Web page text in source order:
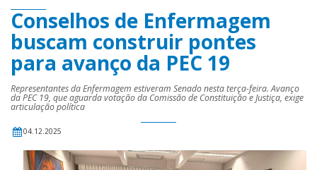
Conselhos de Enfermagem
buscam construir pontes
para avanço da PEC 19
Representantes da Enfermagem estiveram Senado nesta terça-feira. Avanço
da PEC 19, que aguarda votação da Comissão de Constituição e Justiça, exige
articulação política
04.12.2025